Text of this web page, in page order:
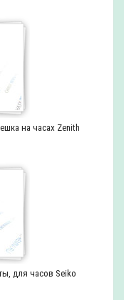
на часах Zenith
для часов Seiko